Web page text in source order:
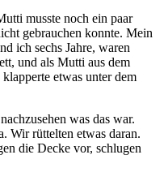
musste noch ein paar
gebrauchen konnte. Mein
ich sechs Jahre, waren
und als Mutti aus dem
etwas unter dem
was das war.
Wir rüttelten etwas daran.
die Decke vor, schlugen